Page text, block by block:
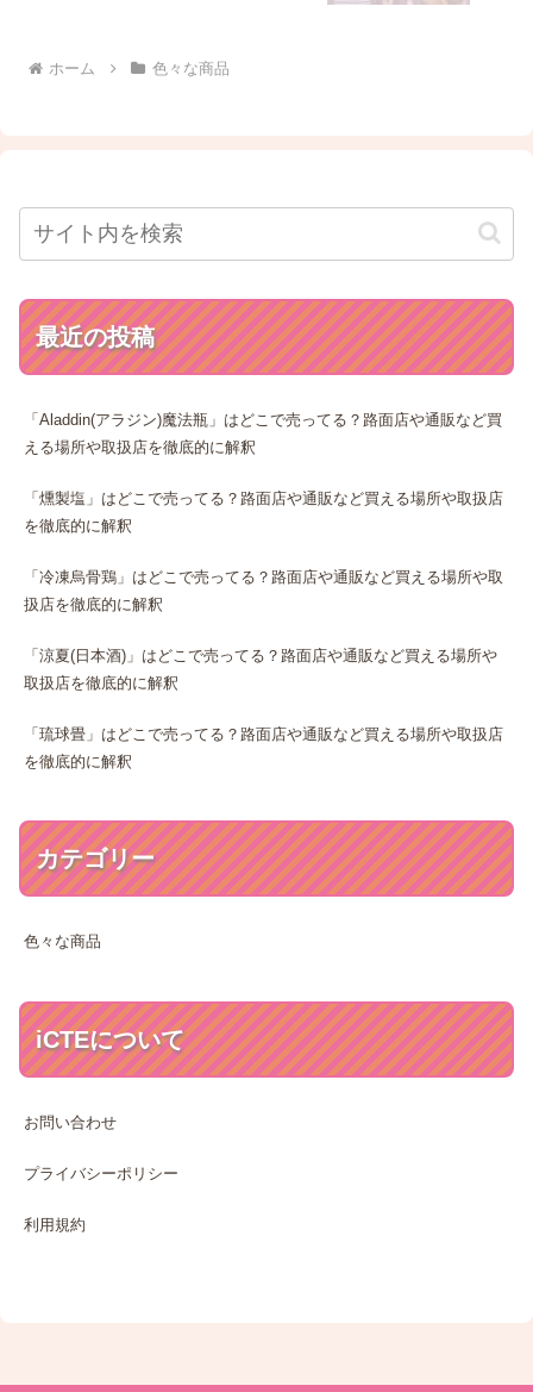
ホーム 色々な商品
最近の投稿
「Aladdin(アラジン)魔法瓶」はどこで売ってる？路面店や通販など買
える場所や取扱店を徹底的に解釈
「燻製塩」はどこで売ってる？路面店や通販など買える場所や取扱店
を徹底的に解釈
「冷凍烏骨鶏」はどこで売ってる？路面店や通販など買える場所や取
扱店を徹底的に解釈
「涼夏(日本酒)」はどこで売ってる？路面店や通販など買える場所や
取扱店を徹底的に解釈
「琉球畳」はどこで売ってる？路面店や通販など買える場所や取扱店
を徹底的に解釈
カテゴリー
色々な商品
iCTEについて
お問い合わせ
プライバシーポリシー
利用規約